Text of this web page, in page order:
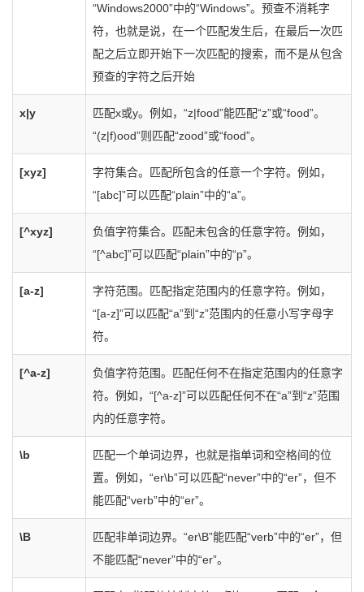
“Windows2000”中的“Windows”。预查不消耗字
符，也就是说，在一个匹配发生后，在最后一次匹
配之后立即开始下一次匹配的搜索，而不是从包含
预查的字符之后开始
x|y
匹配x或y。例如，“z|food”能匹配“z”或“food”。
“(z|f)ood”则匹配“zood”或“food”。
[xyz]
字符集合。匹配所包含的任意一个字符。例如，
“[abc]”可以匹配“plain”中的“a”。
[^xyz]
负值字符集合。匹配未包含的任意字符。例如，
“[^abc]”可以匹配“plain”中的“p”。
[a-z]
字符范围。匹配指定范围内的任意字符。例如，
“[a-z]”可以匹配“a”到“z”范围内的任意小写字母字
符。
[^a-z]
负值字符范围。匹配任何不在指定范围内的任意字
符。例如，“[^a-z]”可以匹配任何不在“a”到“z”范围
内的任意字符。
\b
匹配一个单词边界，也就是指单词和空格间的位
置。例如，“er\b”可以匹配“never”中的“er”，但不
能匹配“verb”中的“er”。
\B
匹配非单词边界。“er\B”能匹配“verb”中的“er”，但
不能匹配“never”中的“er”。